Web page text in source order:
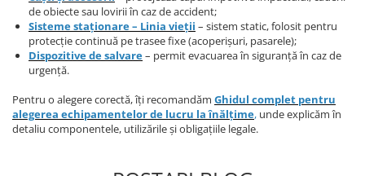
Antifoane interne cu fir
PROTECȚIE RESPIRATORIE
Protecție respiratorie de unică
folosință
Măști integrale reutilizabile
Semi-măști reutilizabile
de obiecte sau lovirii în caz de accident;
Sisteme staționare – Linia vieții – sistem static, folosit pentru
protecție continuă pe trasee fixe (acoperișuri, pasarele);
Dispozitive de salvare– permit evacuarea în siguranță în caz de
urgență.
Pentru o alegere corectă, îți recomandăm Ghidul complet pentru
alegerea echipamentelor de lucru la înălțime, unde explicăm în
detaliu componentele, utilizările și obligațiile legale.